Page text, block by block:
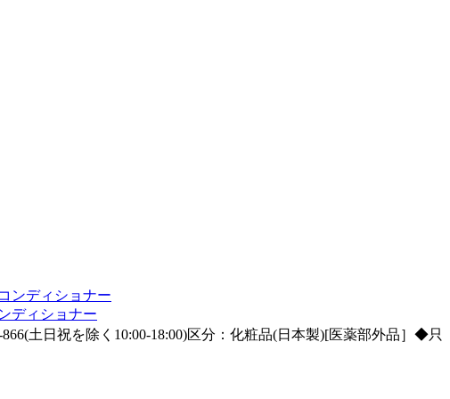
ディショナー
土日祝を除く10:00-18:00)区分：化粧品(日本製)[医薬部外品］◆只